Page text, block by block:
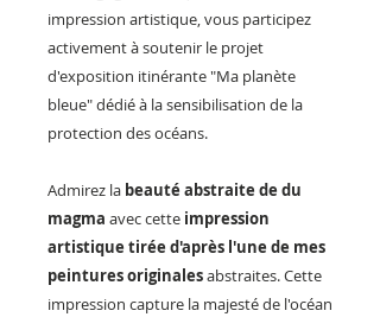
impression artistique, vous participez
activement à soutenir le projet
d'exposition itinérante "Ma planète
bleue" dédié à la sensibilisation de la
protection des océans.
Admirez la beauté abstraite de du
magma avec cette impression
artistique tirée d'après l'une de mes
peintures originalesabstraites. Cette
impression capture la majesté de l'océan